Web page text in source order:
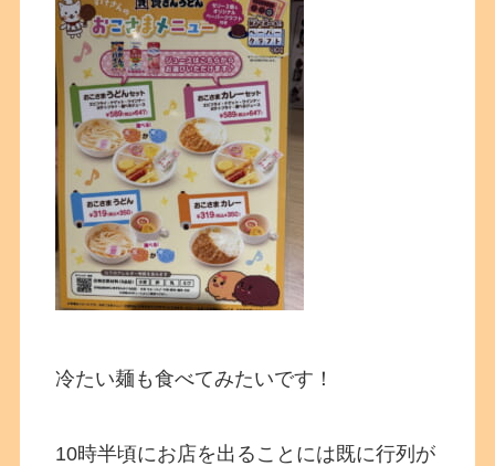
冷たい麺も食べてみたいです！
10時半頃にお店を出ることには既に行列が